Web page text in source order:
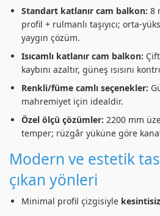
Standart katlanır cam balkon: 8
profil + rulmanlı taşıyıcı; orta-
yaygın çözüm.
Isıcamlı katlanır cam balkon:
kaybını azaltır, güneş ısısını
Renkli/füme camlı seçenekler:
mahremiyet için idealdir.
Özel ölçü çözümler: 2200 mm
temper; rüzgâr yüküne göre
Modern ve estetik
çıkan yönleri
Minimal profil çizgisiyle